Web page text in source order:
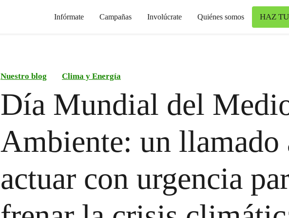
Infórmate Campañas Involúcrate Quiénes somos HAZ
Nuestro blog Clima y Energía
Día Mundial del
Ambiente: un llamado
actuar con urgencia